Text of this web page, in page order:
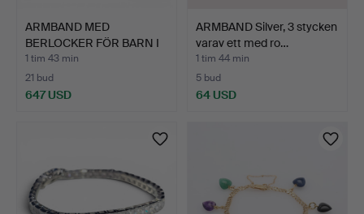
ARMBAND MED
BERLOCKER FÖR BARN I
9KT GULD.
1 tim 43 min
21 bud
647 USD
ARMBAND Silver, 3 stycken
varav ett med ro…
1 tim 44 min
5 bud
64 USD